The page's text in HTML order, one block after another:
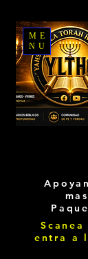
entra a
ME
NU